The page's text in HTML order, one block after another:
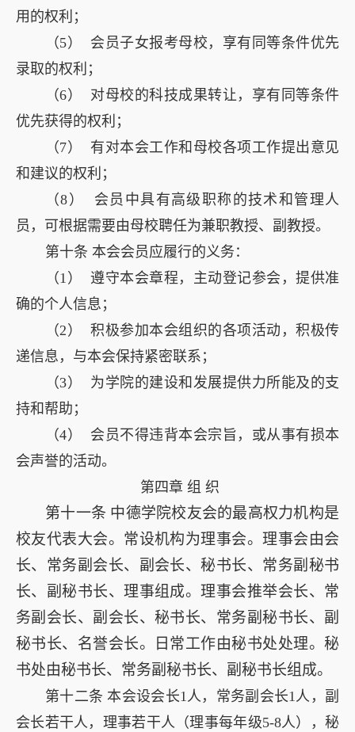
用的权利；
（5） 会员子女报考母校，享有同等条件优先
录取的权利；
（6） 对母校的科技成果转让，享有同等条件
优先获得的权利；
（7） 有对本会工作和母校各项工作提出意见
和建议的权利；
（8） 会员中具有高级职称的技术和管理人
员，可根据需要由母校聘任为兼职教授、副教授。
第十条 本会会员应履行的义务：
（1） 遵守本会章程，主动登记参会，提供准
确的个人信息；
（2） 积极参加本会组织的各项活动，积极传
递信息，与本会保持紧密联系；
（3） 为学院的建设和发展提供力所能及的支
持和帮助；
（4） 会员不得违背本会宗旨，或从事有损本
会声誉的活动。
第四章 组 织
第十一条 中德学院校友会的最高权力机构是
校友代表大会。常设机构为理事会。理事会由会
长、常务副会长、副会长、秘书长、常务副秘书
长、副秘书长、理事组成。理事会推举会长、常
务副会长、副会长、秘书长、常务副秘书长、副
秘书长、名誉会长。日常工作由秘书处处理。秘
书处由秘书长、常务副秘书长、副秘书长组成。
第十二条 本会设会长1人，常务副会长1人，副
会长若干人，理事若干人（理事每年级5-8人），秘